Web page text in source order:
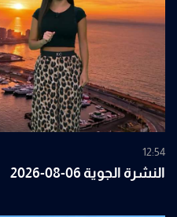
12:54
النشرة الجوية 06-08-2026